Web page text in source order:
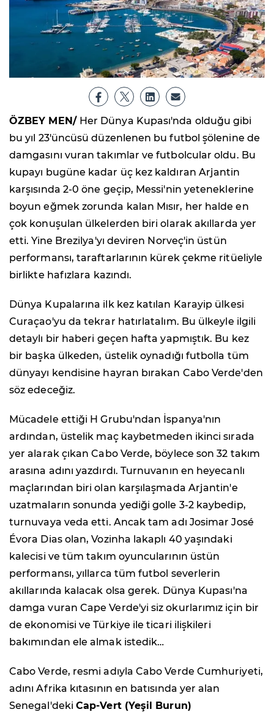
ÖZBEY MEN/ Her Dünya Kupası'nda olduğu gibi
bu yıl 23'üncüsü düzenlenen bu futbol şölenine de
damgasını vuran takımlar ve futbolcular oldu. Bu
kupayı bugüne kadar üç kez kaldıran Arjantin
karşısında 2-0 öne geçip, Messi'nin yeteneklerine
boyun eğmek zorunda kalan Mısır, her halde en
çok konuşulan ülkelerden biri olarak akıllarda yer
etti. Yine Brezilya'yı deviren Norveç'in üstün
performansı, taraftarlarının kürek çekme ritüeliyle
birlikte hafızlara kazındı.
Dünya Kupalarına ilk kez katılan Karayip ülkesi
Curaçao'yu da tekrar hatırlatalım. Bu ülkeyle ilgili
detaylı bir haberi geçen hafta yapmıştık. Bu kez
bir başka ülkeden, üstelik oynadığı futbolla tüm
dünyayı kendisine hayran bırakan Cabo Verde'den
söz edeceğiz.
Mücadele ettiği H Grubu'ndan İspanya'nın
ardından, üstelik maç kaybetmeden ikinci sırada
yer alarak çıkan Cabo Verde, böylece son 32 takım
arasına adını yazdırdı. Turnuvanın en heyecanlı
maçlarından biri olan karşılaşmada Arjantin'e
uzatmaların sonunda yediği golle 3-2 kaybedip,
turnuvaya veda etti. Ancak tam adı Josimar José
Évora Dias olan, Vozinha lakaplı 40 yaşındaki
kalecisi ve tüm takım oyuncularının üstün
performansı, yıllarca tüm futbol severlerin
akıllarında kalacak olsa gerek. Dünya Kupası'na
damga vuran Cape Verde'yi siz okurlarımız için bir
de ekonomisi ve Türkiye ile ticari ilişkileri
bakımından ele almak istedik…
Cabo Verde, resmi adıyla Cabo Verde Cumhuriyeti,
adını Afrika kıtasının en batısında yer alan
Senegal'dekiCap-Vert (Yeşil Burun)